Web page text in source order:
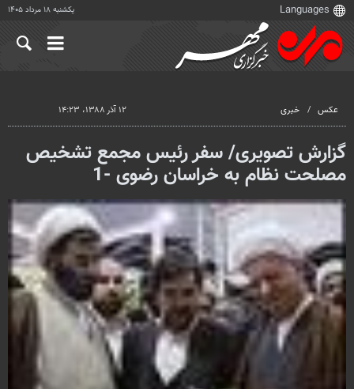
یکشنبه ۱۸ مرداد ۱۴۰۵
عکس خبری ۱۲ آذر ۱۳۸۸، ۱۴:۲۳
گزارش تصویری/ سفر رئیس مجمع تشخیص
مصلحت نظام به خراسان رضوی -1